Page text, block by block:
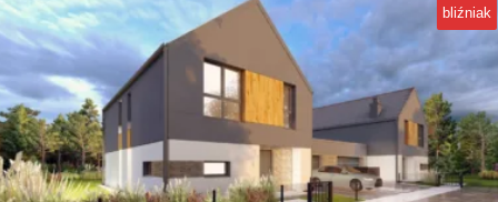
bliźniak